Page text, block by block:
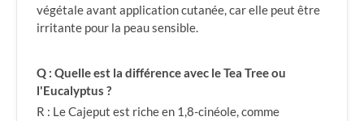
végétale avant application cutanée, car elle peut être
irritante pour la peau sensible.
Q : Quelle est la différence avec le Tea Tree ou
l'Eucalyptus ?
R : Le Cajeput est riche en 1,8-cinéole, comme